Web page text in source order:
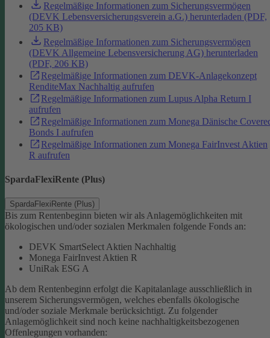
Regelmäßige Informationen zum Sicherungsvermögen
(DEVK Lebensversicherungsverein a.G.) herunterladen (PDF,
205 KB)
Regelmäßige Informationen zum Sicherungsvermögen
(DEVK Allgemeine Lebensversicherung AG) herunterladen
(PDF, 206 KB)
Regelmäßige Informationen zum DEVK-Anlagekonzept
RenditeMax Nachhaltig aufrufen
Regelmäßige Informationen zum Lupus Alpha Return I
aufrufen
Regelmäßige Informationen zum Monega Dänische
Bonds I aufrufen
Regelmäßige Informationen zum Monega FairInvest Aktien
R aufrufen
SpardaFlexiRente (Plus)
SpardaFlexiRente (Plus)
Bis zum Rentenbeginn bieten wir als Anlagemöglichkeiten mit
ökologischen und/oder sozialen Merkmalen folgende Fonds an:
DEVK SmartSelect Aktien Nachhaltig
Monega FairInvest Aktien R
UniRak ESG A
Ab dem Rentenbeginn erfolgt die Kapitalanlage ausschließlich in
unserem Sicherungsvermögen, welches ebenfalls ökologische
und/oder soziale Merkmale berücksichtigt. Zu folgender
Anlagemöglichkeit sind noch keine nachhaltigkeitsbezogenen
Offenlegungen vorhanden: